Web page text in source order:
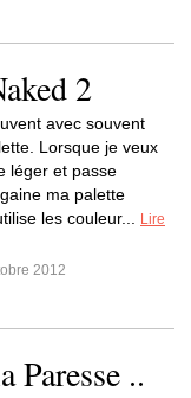
2
avec souvent
Lorsque je veux
léger et passe
ma palette
les couleur...
Lire
2012
Paresse ..